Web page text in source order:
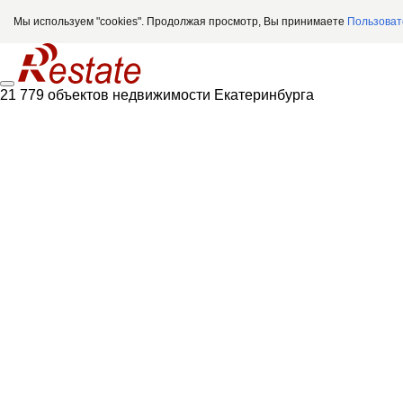
Мы используем "cookies". Продолжая просмотр, Вы принимаете
21 779 объектов недвижимости Екатеринбурга